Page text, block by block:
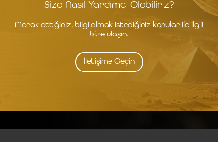
Size Nasıl Yardımcı Olabiliriz?
Merak ettiğiniz, bilgi almak istediğiniz konular ile ilgili
bize ulaşın.
İletişime Geçin